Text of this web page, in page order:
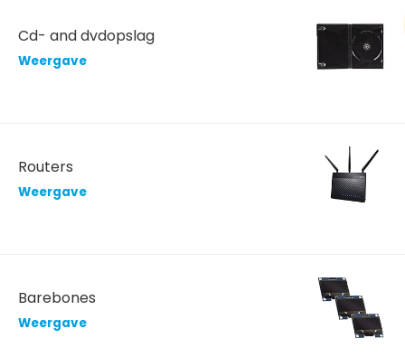
Cd- and dvdopslag
Weergave
Routers
Weergave
Barebones
Weergave